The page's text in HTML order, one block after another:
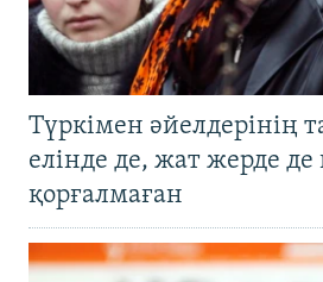
Түркімен әйелдерінің
елінде де, жат жерде
қорғалмаған